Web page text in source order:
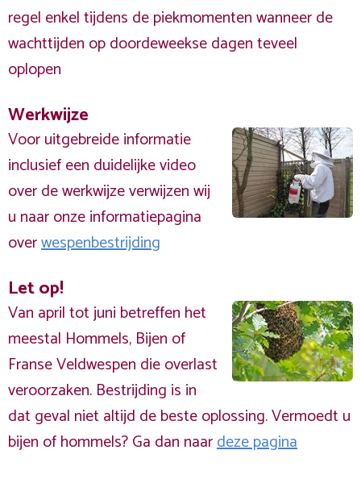
regel enkel tijdens de piekmomenten wanneer de
wachttijden op doordeweekse dagen teveel
oplopen
Werkwijze
Voor uitgebreide informatie
inclusief een duidelijke video
over de werkwijze verwijzen wij
u naar onze informatiepagina
overwespenbestrijding
Let op!
Van april tot juni betreffen het
meestal Hommels, Bijen of
Franse Veldwespen die overlast
veroorzaken. Bestrijding is in
dat geval niet altijd de beste oplossing. Vermoedt u
bijen of hommels? Ga dan naardeze pagina